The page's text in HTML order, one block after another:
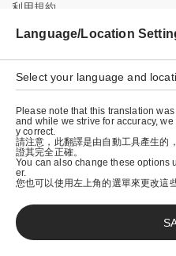
利用規約
プライバシーポリシー
特定商取引法に基づく表示
会社概要
©
Language/Location
Select your language and
Please note that this translation
and while we strive for accuracy,
y correct.
請注意，此翻譯是由自動工具產生的
證其完全正確。
You can also change these options
er.
您也可以使用左上角的選單來更改這